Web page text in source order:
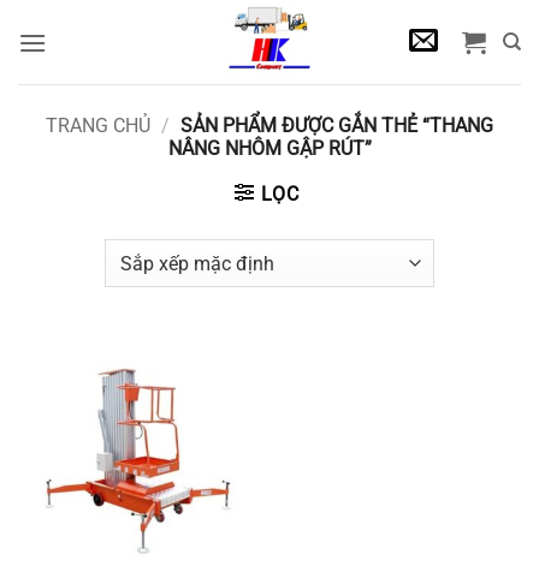
qua
TRANG CHỦ / SẢN PHẨM ĐƯỢC GẮN THẺ “THANG
NÂNG NHÔM GẬP RÚT”
LỌC